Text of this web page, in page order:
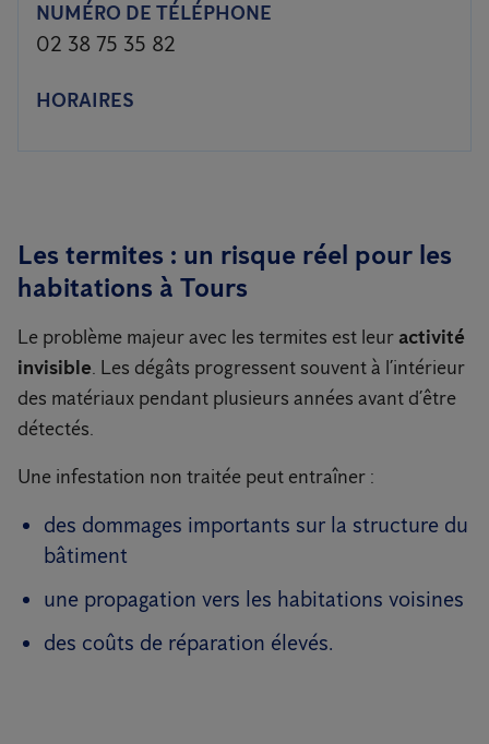
NUMÉRO DE TÉLÉPHONE
02 38 75 35 82
HORAIRES
Les termites : un risque réel pour les
habitations à Tours
Le problème majeur avec les termites est leuractivité
invisible. Les dégâts progressent souvent à l’intérieur
des matériaux pendant plusieurs années avant d’être
détectés.
Une infestation non traitée peut entraîner :
des dommages importants sur la structure du
bâtiment
une propagation vers les habitations voisines
des coûts de réparation élevés.